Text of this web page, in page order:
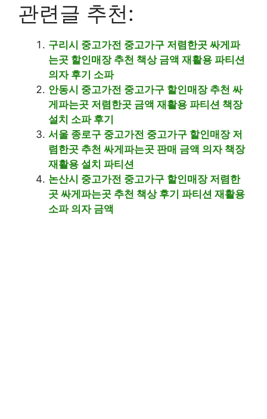
관련글 추천:
구리시 중고가전 중고가구 저렴한곳 싸게파
는곳 할인매장 추천 책상 금액 재활용 파티션
의자 후기 소파
안동시 중고가전 중고가구 할인매장 추천 싸
게파는곳 저렴한곳 금액 재활용 파티션 책장
설치 소파 후기
서울 종로구 중고가전 중고가구 할인매장 저
렴한곳 추천 싸게파는곳 판매 금액 의자 책장
재활용 설치 파티션
논산시 중고가전 중고가구 할인매장 저렴한
곳 싸게파는곳 추천 책상 후기 파티션 재활용
소파 의자 금액